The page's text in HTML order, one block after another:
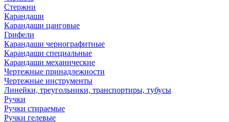
Стержни
Карандаши
Карандаши цанговые
Грифели
Карандаши чернографитные
Карандаши специальные
Карандаши механические
Чертежные принадлежности
Чертежные инструменты
Линейки, треугольники, транспортиры, тубусы
Ручки
Ручки стираемые
Ручки гелевые